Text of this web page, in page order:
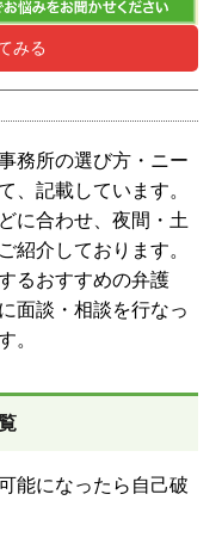
みる
務所の選び方・ニー
、記載しています。
に合わせ、夜間・土
紹介しております。
るおすすめの弁護
面談・相談を行なっ
。
能になったら自己破